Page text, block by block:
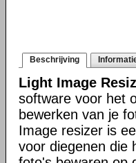
Beschrijving
Light Image
software voor het
bewerken van je
Image resizer is
voor diegenen die